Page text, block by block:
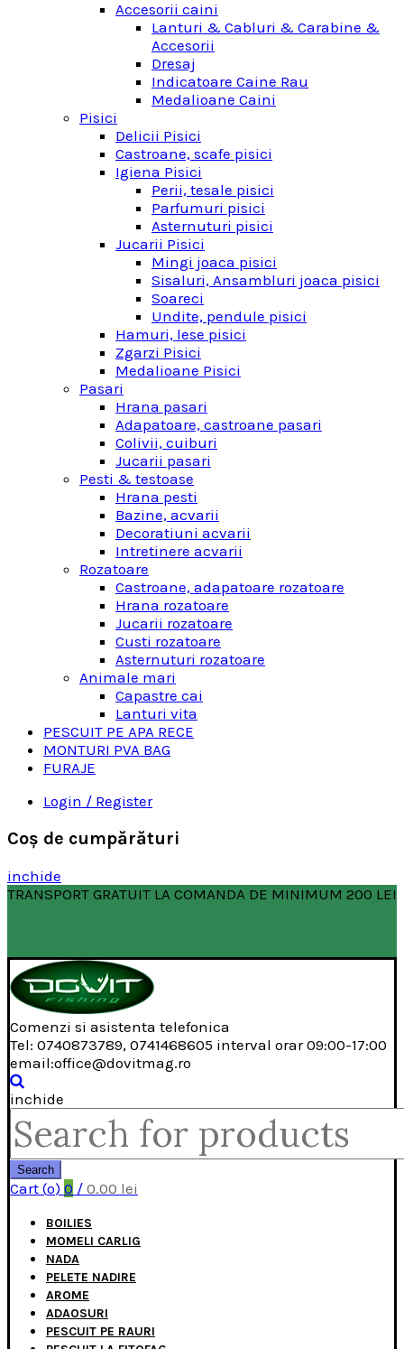
Accesorii caini
Lanturi & Cabluri & Carabine &
Accesorii
Dresaj
Indicatoare Caine Rau
Medalioane Caini
Pisici
Delicii Pisici
Castroane, scafe pisici
Igiena Pisici
Perii, tesale pisici
Parfumuri pisici
Asternuturi pisici
Jucarii Pisici
Mingi joaca pisici
Sisaluri, Ansambluri joaca pisici
Soareci
Undite, pendule pisici
Hamuri, lese pisici
Zgarzi Pisici
Medalioane Pisici
Pasari
Hrana pasari
Adapatoare, castroane pasari
Colivii, cuiburi
Jucarii pasari
Pesti & testoase
Hrana pesti
Bazine, acvarii
Decoratiuni acvarii
Intretinere acvarii
Rozatoare
Castroane, adapatoare rozatoare
Hrana rozatoare
Jucarii rozatoare
Custi rozatoare
Asternuturi rozatoare
Animale mari
Capastre cai
Lanturi vita
PESCUIT PE APA RECE
MONTURI PVA BAG
FURAJE
Login / Register
Coş de cumpărături
inchide
TRANSPORT GRATUIT LA COMANDA DE MINIMUM 200 LEI
Comenzi si asistenta telefonica
Tel: 0740873789, 0741468605 interval orar 09:00-17:00
email:office@dovitmag.ro
inchide
Search
for:
Search
Cart (o) 0 / 0.00 lei
BOILIES
MOMELI CARLIG
NADA
PELETE NADIRE
AROME
ADAOSURI
PESCUIT PE RAURI